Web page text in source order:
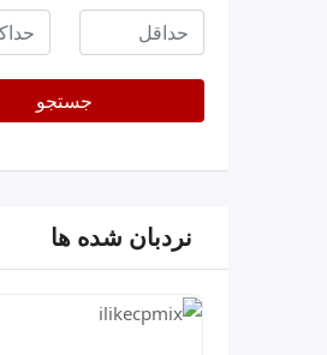
حداقل
قیمت
حداکثر
جستجو
نردبان شده ها